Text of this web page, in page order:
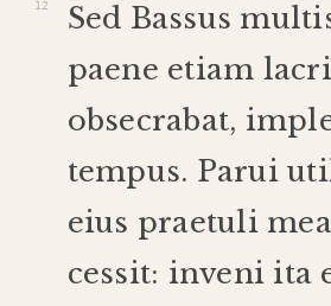
Sed Bassus
paene etiam
obsecrabat,
tempus. Parui
eius praetuli
cessit: inveni ita